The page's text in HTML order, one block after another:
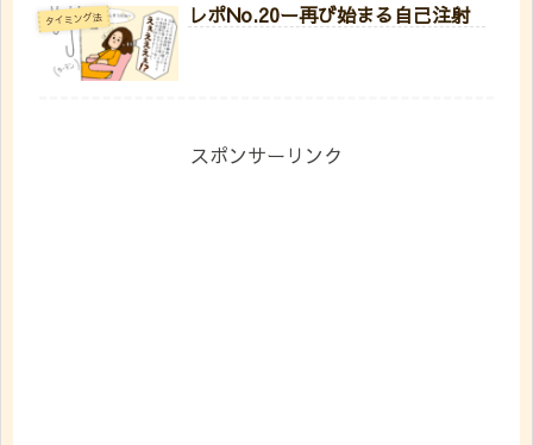
タイミング法 レポNo.20ー再び始まる自己注射
スポンサーリンク